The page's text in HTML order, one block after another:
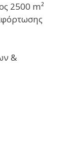
2500 m²
&